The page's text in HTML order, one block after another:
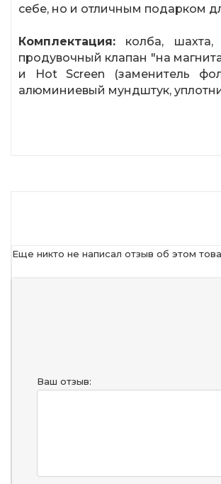
себе, но и отличным подарком
Комплектация: колба,
продувочный клапан "на
и Hot Screen (заменитель
алюминиевый мундштук,
Еще никто не написал отзыв об этом
Ваш отзыв: